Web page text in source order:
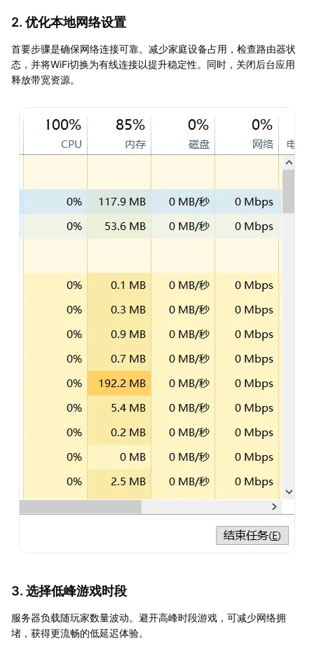
2. 优化本地网络设置
首要步骤是确保网络连接可靠。减少家庭设备占用，检查路由器状
态，并将WiFi切换为有线连接以提升稳定性。同时，关闭后台应用
释放带宽资源。
3. 选择低峰游戏时段
服务器负载随玩家数量波动。避开高峰时段游戏，可减少网络拥
堵，获得更流畅的低延迟体验。